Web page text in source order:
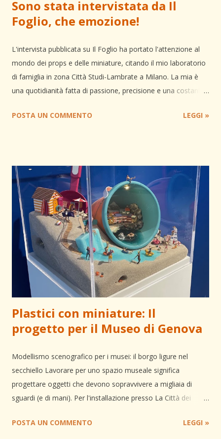
Sono stata intervistata da Il
Foglio, che emozione!
L'intervista pubblicata su Il Foglio ha portato l'attenzione al
mondo dei props e delle miniature, citando il mio laboratorio
di famiglia in zona Città Studi-Lambrate a Milano. La mia è
una quotidianità fatta di passione, precisione e una costante
Stampa 3D e Laser Cutting Quando si rivela necessario e per
completamente alla stampa, infatti ciò che contraddistingue
la mia figura professionale è proprio l’artigianalità, per questo
tutte le stampe avranno sempre bisogno di intervento
tramite lavorazione manuale per garantire unicità e sensibilità
artistica che un pezzo di serie non può possedere. Allo stesso
modo, il laser cutting risulta fondamentale quando il brand
richiede forme grafiche o tagli di precisione che superano le
possibilit...
POSTA UN COMMENTO LEGGI »
Plastici con miniature: Il
progetto per il Museo di Genova
Modellismo scenografico per i musei: il borgo ligure nel
secchiello Lavorare per uno spazio museale significa
progettare oggetti che devono sopravvivere a migliaia di
sguardi (e di mani). Per l'installazione presso La Città dei
Dadomani Studio alla creazione di un plastico interattivo che
POSTA UN COMMENTO LEGGI »